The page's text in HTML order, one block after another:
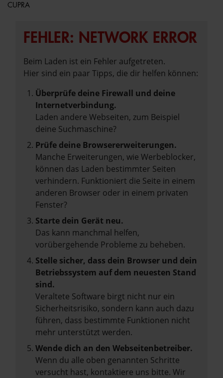
CUPRA
FEHLER: NETWORK ERROR
Beim Laden ist ein Fehler aufgetreten.
Hier sind ein paar Tipps, die dir helfen können:
Überprüfe deine Firewall und deine
Internetverbindung.
Laden andere Webseiten, zum Beispiel
deine Suchmaschine?
Prüfe deine Browsererweiterungen.
Manche Erweiterungen, wie Werbeblocker,
können das Laden bestimmter Seiten
verhindern. Funktioniert die Seite in einem
anderen Browser oder in einem privaten
Fenster?
Starte dein Gerät neu.
Das kann manchmal helfen,
vorübergehende Probleme zu beheben.
Stelle sicher, dass dein Browser und dein
Betriebssystem auf dem neuesten Stand
sind.
Veraltete Software birgt nicht nur ein
Sicherheitsrisiko, sondern kann auch dazu
führen, dass bestimmte Funktionen nicht
mehr unterstützt werden.
Wende dich an den Webseitenbetreiber.
Wenn du alle oben genannten Schritte
versucht hast, kontaktiere uns bitte. Wir